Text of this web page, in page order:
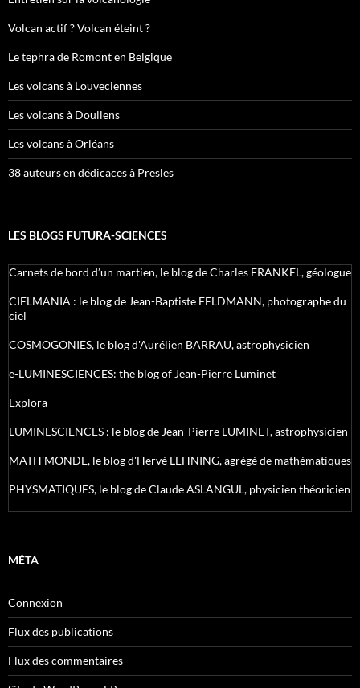
Volcan actif ? Volcan éteint ?
Le tephra de Romont en Belgique
Les volcans à Louveciennes
Les volcans à Doullens
Les volcans à Orléans
38 auteurs en dédicaces à Presles
LES BLOGS FUTURA-SCIENCES
Carnets de bord d’un martien, le blog de Charles FRANKEL, géologue
CIELMANIA : le blog de Jean-Baptiste FELDMANN, photographe du
ciel
COSMOGONIES, le blog d'Aurélien BARRAU, astrophysicien
e-LUMINESCIENCES: the blog of Jean-Pierre Luminet
Explora
LUMINESCIENCES : le blog de Jean-Pierre LUMINET, astrophysicien
MATH'MONDE, le blog d'Hervé LEHNING, agrégé de mathématiques
PHYSMATIQUES, le blog de Claude ASLANGUL, physicien théoricien
MÉTA
Connexion
Flux des publications
Flux des commentaires